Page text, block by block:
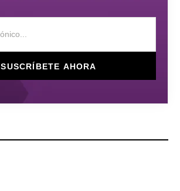
SUSCRÍBETE AHORA